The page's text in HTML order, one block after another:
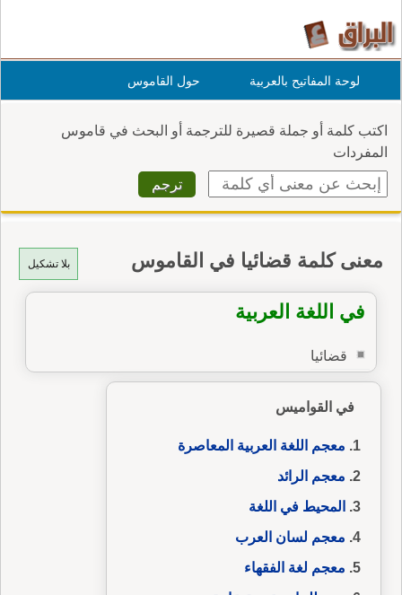
لوحة المفاتيح بالعربية حول القاموس
اكتب كلمة أو جملة قصيرة للترجمة أو البحث في قاموس
المفردات
بلا تشكيل معنى كلمة قضائيا في القاموس
في اللغة العربية
قضائيا
في القواميس
معجم اللغة العربية المعاصرة
معجم الرائد
المحيط في اللغة
معجم لسان العرب
معجم لغة الفقهاء